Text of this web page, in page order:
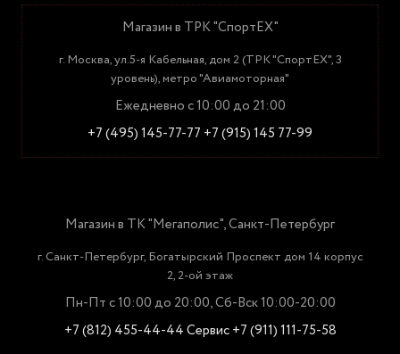
Магазин в ТРК "СпортЕХ"
г. Москва, ул.5-я Кабельная, дом 2 (ТРК "СпортЕХ", 3
уровень), метро "Авиамоторная"
Ежедневно с 10:00 до 21:00
+7 (495) 145-77-77 +7 (915) 145 77-99
Магазин в ТК "Мегаполис", Санкт-Петербург
г. Санкт-Петербург, Богатырский Проспект дом 14 корпус
2, 2-ой этаж
Пн-Пт с 10:00 до 20:00, Сб-Вск 10:00-20:00
+7 (812) 455-44-44Сервис +7 (911) 111-75-58